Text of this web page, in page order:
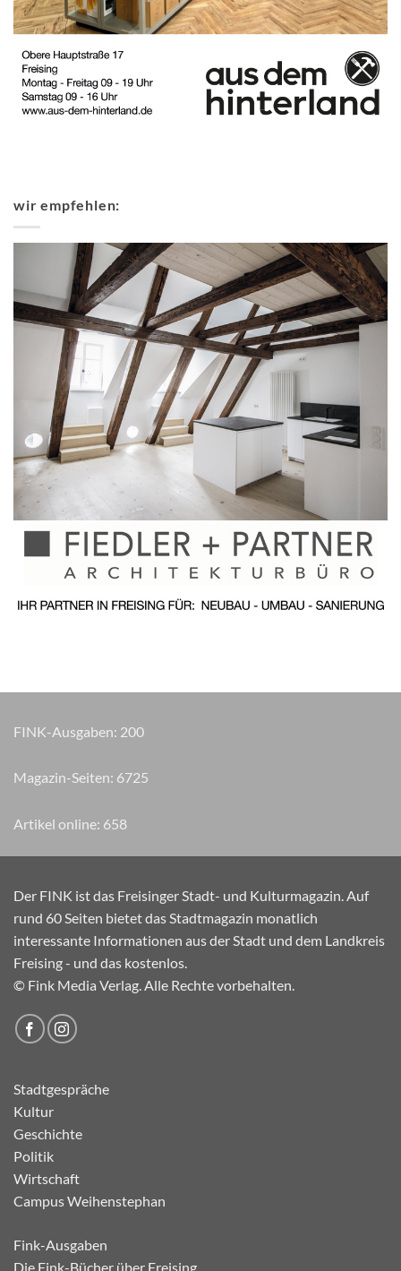
wir empfehlen:
FINK-Ausgaben: 200
Magazin-Seiten: 8265
Artikel online: 658
Der FINK ist das Freisinger Stadt- und Kulturmagazin. Auf
rund 60 Seiten bietet das Stadtmagazin monatlich
interessante Informationen aus der Stadt und dem Landkreis
Freising - und das kostenlos.
© Fink Media Verlag. Alle Rechte vorbehalten.
Stadtgespräche
Kultur
Geschichte
Politik
Wirtschaft
Campus Weihenstephan
Fink-Ausgaben
Die Fink-Bücher über Freising